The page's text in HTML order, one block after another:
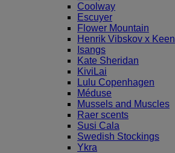
Coolway
Escuyer
Flower Mountain
Henrik Vibskov x Keen
Isangs
Kate Sheridan
KiviLai
Lulu Copenhagen
Méduse
Mussels and Muscles
Raer scents
Susi Cala
Swedish Stockings
Ykra